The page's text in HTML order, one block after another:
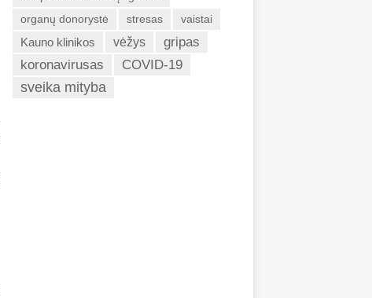
organų donorystė
stresas vaistai
Kauno klinikos vėžys
gripas
koronavirusas
COVID-19
sveika mityba